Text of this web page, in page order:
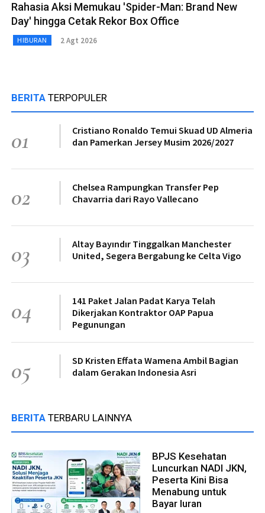
Rahasia Aksi Memukau 'Spider-Man: Brand New
Day' hingga Cetak Rekor Box Office
HIBURAN 2 Agt 2026
BERITA TERPOPULER
01
Cristiano Ronaldo Temui Skuad UD Almeria
dan Pamerkan Jersey Musim 2026/2027
02
Chelsea Rampungkan Transfer Pep
Chavarria dari Rayo Vallecano
03
Altay Bayındır Tinggalkan Manchester
United, Segera Bergabung ke Celta Vigo
04
141 Paket Jalan Padat Karya Telah
Dikerjakan Kontraktor OAP Papua
Pegunungan
05
SD Kristen Effata Wamena Ambil Bagian
dalam Gerakan Indonesia Asri
BERITA TERBARU LAINNYA
BPJS Kesehatan
Luncurkan NADI JKN,
Peserta Kini Bisa
Menabung untuk
Bayar Iuran